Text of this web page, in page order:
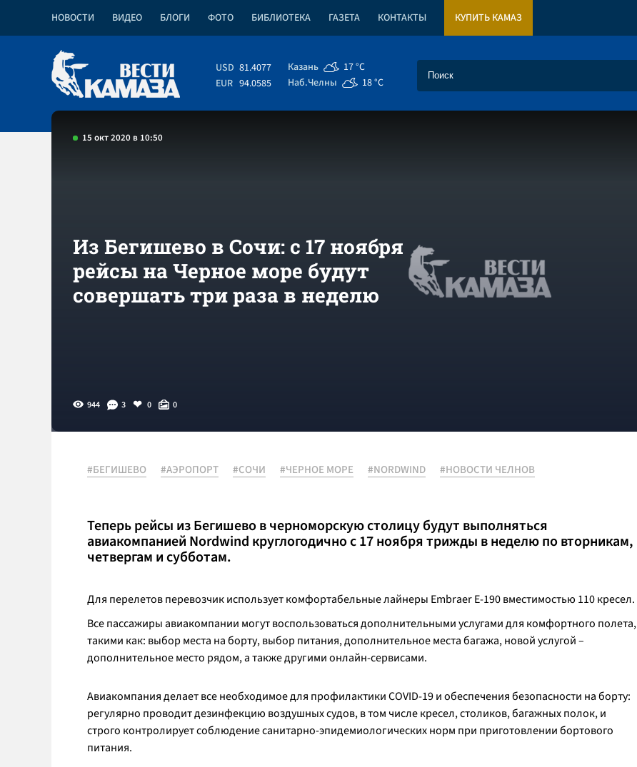
НОВОСТИ ВИДЕО БЛОГИ ФОТО БИБЛИОТЕКА ГАЗЕТА КОНТАКТЫ КУПИТЬ КАМАЗ
USD 81.4077
EUR 94.0585
Казань
17 °C
Наб.Челны
18 °C
15 окт 2020 в 10:50
Из Бегишево в Сочи: с 17 ноября
рейсы на Черное море будут
совершать три раза в неделю
944 3 0 0
#БЕГИШЕВО #АЭРОПОРТ #СОЧИ #ЧЕРНОЕ МОРЕ #NORDWIND #НОВОСТИ ЧЕЛНОВ
Теперь рейсы из Бегишево в черноморскую столицу будут выполняться
авиакомпанией Nordwind круглогодично с 17 ноября трижды в неделю по вторникам,
четвергам и субботам.
Для перелетов перевозчик использует комфортабельные лайнеры Embraer E-190 вместимостью 110 кресел.
Все пассажиры авиакомпании могут воспользоваться дополнительными услугами для комфортного полета,
такими как: выбор места на борту, выбор питания, дополнительное места багажа, новой услугой –
дополнительное место рядом, а также другими онлайн-сервисами.
Авиакомпания делает все необходимое для профилактики COVID-19 и обеспечения безопасности на борту:
регулярно проводит дезинфекцию воздушных судов, в том числе кресел, столиков, багажных полок, и
строго контролирует соблюдение санитарно-эпидемиологических норм при приготовлении бортового
питания.